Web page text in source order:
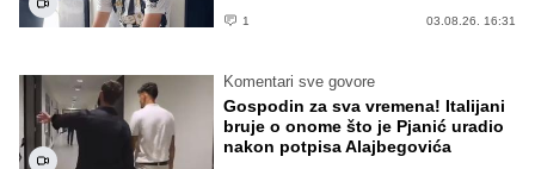
1 03.08.26. 16:31
Komentari sve govore
Gospodin za sva vremena! Italijani
bruje o onome što je Pjanić uradio
nakon potpisa Alajbegovića